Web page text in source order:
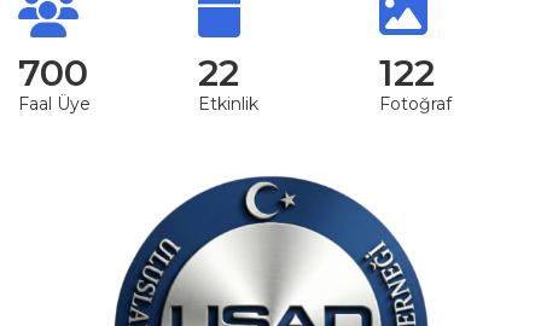
700
Faal Üye
22
Etkinlik
122
Fotoğraf